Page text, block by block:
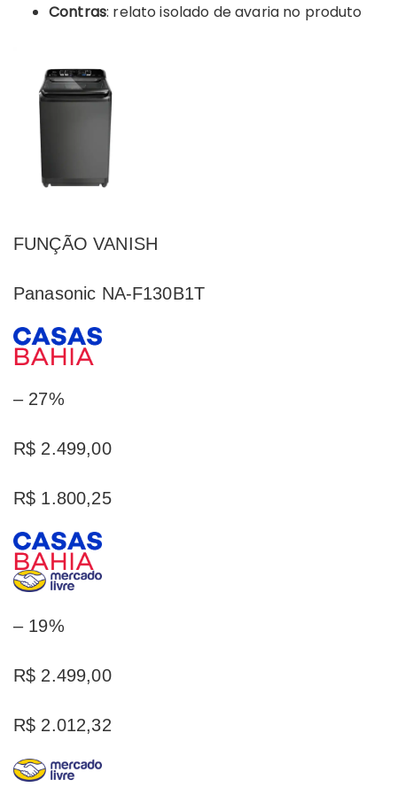
Contras: relato isolado de avaria no produto
FUNÇÃO VANISH
Panasonic NA-F130B1T
– 27%
R$ 2.499,00
R$ 1.800,25
– 19%
R$ 2.499,00
R$ 2.012,32